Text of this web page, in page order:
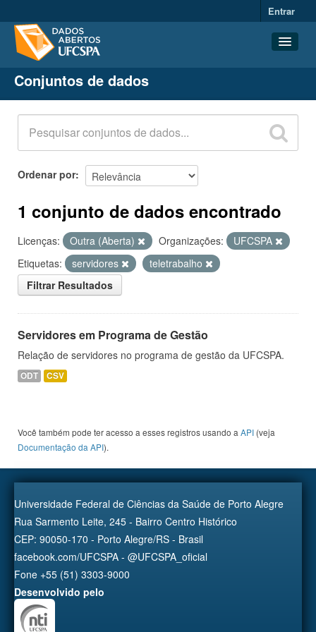
Entrar
Conjuntos de dados
Organizações
Grupos
Sobre
Conjuntos de dados
Ordenar por
1 conjunto de dados encontrado
Licenças: Outra (Aberta) Organizações:
UFCSPA
Etiquetas:
servidores
teletrabalho
Filtrar Resultados
Servidores em Programa de Gestão
Relação de servidores no programa de gestão da UFCSPA.
ODT CSV
Você também pode ter acesso a esses registros usando a API (veja
Documentação da API).
Universidade Federal de Ciências da Saúde de Porto Alegre
Rua Sarmento Leite, 245 - Bairro Centro Histórico
CEP: 90050-170 - Porto Alegre/RS - Brasil
facebook.com/UFCSPA - @UFCSPA_oficial
Fone +55 (51) 3303-9000
Desenvolvido pelo